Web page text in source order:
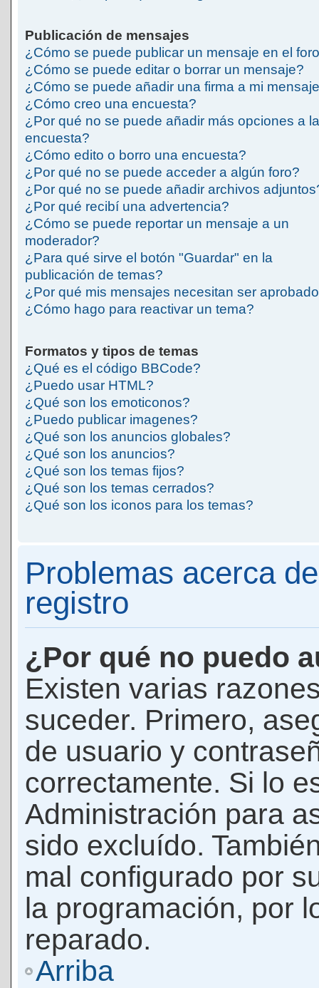
Publicación de mensajes
¿Cómo se puede publicar un mensaje en el
¿Cómo se puede editar o borrar un mensaje?
¿Cómo se puede añadir una firma a mi
¿Cómo creo una encuesta?
¿Por qué no se puede añadir más opciones a la
encuesta?
¿Cómo edito o borro una encuesta?
¿Por qué no se puede acceder a algún foro?
¿Por qué no se puede añadir archivos
¿Por qué recibí una advertencia?
¿Cómo se puede reportar un mensaje a un
moderador?
¿Para qué sirve el botón "Guardar" en la
publicación de temas?
¿Por qué mis mensajes necesitan ser
¿Cómo hago para reactivar un tema?
Formatos y tipos de temas
¿Qué es el código BBCode?
¿Puedo usar HTML?
¿Qué son los emoticonos?
¿Puedo publicar imagenes?
¿Qué son los anuncios globales?
¿Qué son los anuncios?
¿Qué son los temas fijos?
¿Qué son los temas cerrados?
¿Qué son los iconos para los temas?
Problemas acerca
registro
¿Por qué no puedo
Existen varias
suceder. Primero,
de usuario y
correctamente. Si lo
Administración para
sido excluído.
mal configurado por
la programación, por
reparado.
Arriba